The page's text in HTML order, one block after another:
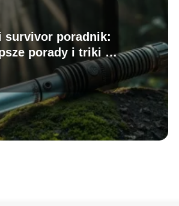
survivor poradnik:
porady i triki na
start